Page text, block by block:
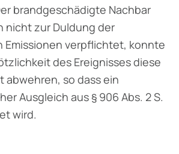
brandgeschädigte Nachbar
nicht zur Duldung der
Emissionen verpflichtet, konnte
des Ereignisses diese
abwehren, so dass ein
Ausgleich aus § 906 Abs. 2 S.
wird.